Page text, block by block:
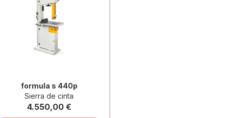
formula s 440p
Sierra de cinta
4.550,00 €